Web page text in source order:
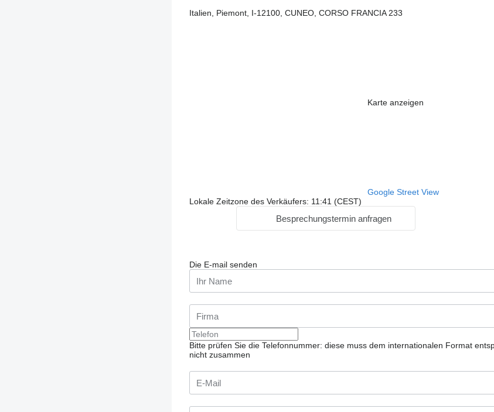
Italien, Piemont, I-12100, CUNEO, CORSO FRANCIA 233
Karte anzeigen
Google Street View
Lokale Zeitzone des Verkäufers: 11:41 (CEST)
Besprechungstermin anfragen
Die E-mail senden
Bitte prüfen Sie die Telefonnummer: diese muss dem internationalen Format
nicht zusammen